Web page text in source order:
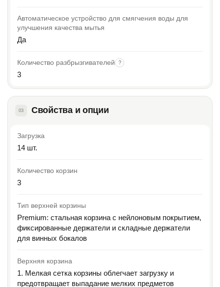
Автоматическое устройство для смягчения воды для
улучшения качества мытья
Да
Количество разбрызгивателей ?
3
03 Свойства и опции
Загрузка
14 шт.
Количество корзин
3
Тип верхней корзины
Premium: стальная корзина с нейлоновым покрытием,
фиксированные держатели и складные держатели
для винных бокалов
Верхняя корзина
1. Мелкая сетка корзины облегчает загрузку и
предотвращает выпадание мелких предметов